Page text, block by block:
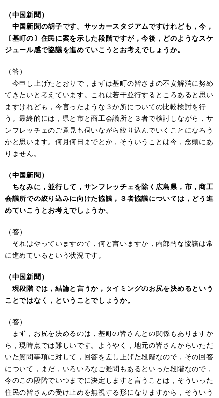
（中国新聞）
中国新聞の胡子です。サッカースタジアムですけれども，今，
〔基町の〕住民に案を示した段階ですが，今後，どのようなスケ
ジュール感で協議を進めていこうとお考えでしょうか。
（答）
今申し上げたとおりで，まずは基町の皆さまの不安解消に努め
てきたいと考えています。これは若干並行するところあると思い
ますけれども，今言ったような３か所についての比較検討を行
う。最終的には，県と市と商工会議所と３者で検討しながら，サ
ンフレッチェのご意見も伺いながら絞り込んでいくことになろう
かと思います。何月何日までとか，そういうことは今，念頭にあ
りません。
（中国新聞）
ちなみに，並行して，サンフレッチェを除く広島県，市，商工
会議所での絞り込みに向けた協議，３者協議については，どう進
めていこうとお考えでしょうか。
（答）
それはやっていますので，何と言いますか，内部的な協議は常
に進めているという状況です。
（中国新聞）
現段階では，結論と言うか，タイミングのお尻を決めるという
ことではなく，ということでしょうか。
（答）
まず，お尻を決めるのは，基町の皆さんとの関係もありますか
ら，現時点では難しいです。ようやく，地元の皆さんからいただ
いた質問事項に対して，回答を差し上げた段階なので，その回答
について，まだ，いろいろなご疑問もあるといった段階なので，
今のこの段階でいつまでに決定しますと言うことは，そういった
住民の皆さんの受け止めを無視する形になりますから，そういう